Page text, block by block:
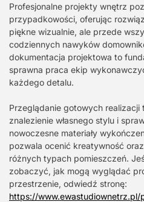
Profesjonalne projekty wnętrz
przypadkowości, oferując
piękne wizualnie, ale przede
codziennych nawyków
dokumentacja projektowa to
sprawna praca ekip
każdego detalu.
Przeglądanie gotowych realizacji
znalezienie własnego stylu i
nowoczesne materiały
pozwala ocenić kreatywność
różnych typach pomieszczeń.
zobaczyć, jak mogą wyglądać
przestrzenie, odwiedź stronę:
https://www.ewastudiownetrz.pl/